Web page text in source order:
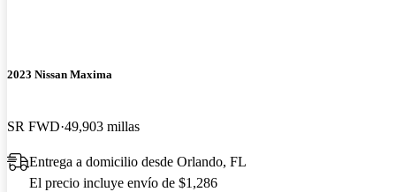
2023 Nissan Maxima
SR FWD 49,903 millas
Entrega a domicilio desde Orlando, FL
El precio incluye envío de $1,286